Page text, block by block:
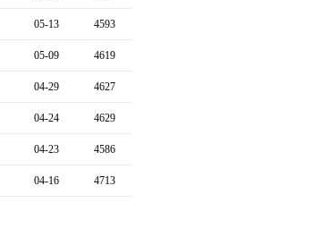
05-13 4593
05-09 4619
04-29 4627
04-24 4629
04-23 4586
04-16 4713